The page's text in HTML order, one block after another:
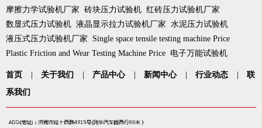
摩擦力学试验机厂家 砖块压力试验机 红砖压力试验机厂家
数显式压力试验机 液晶显示拉力试验机厂家 水泥压力试验机
液压式压力试验机厂家
Single space tensile testing machine Price
Plastic Friction and Wear Testing Machine Price 电子万能试验机
首页 | 关于我们 | 产品中心 | 新闻中心 | 行业动态 |
联
系我们